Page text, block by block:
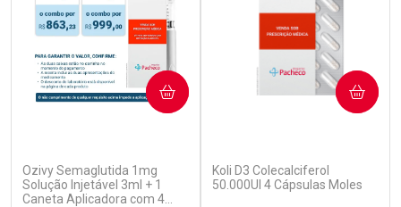
Ozivy Semaglutida 1mg
Solução Injetável 3ml + 1
Caneta Aplicadora com 4
COMPRAR
Koli D3 Colecalciferol
50.000UI 4 Cápsulas Moles
COMPRAR